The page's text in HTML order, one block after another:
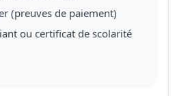
(preuves de paiement)
ou certificat de scolarité